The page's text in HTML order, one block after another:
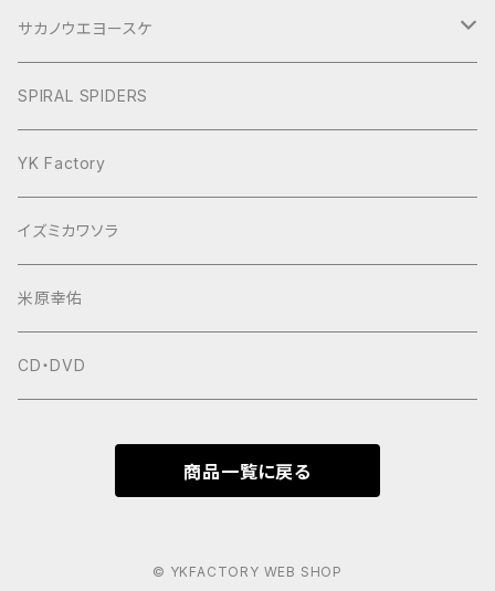
ぶらり旅2017Short
サカノウエヨースケ
ヨースケNIGHT
SPIRAL SPIDERS
YK Factory
イズミカワソラ
米原幸佑
CD・DVD
商品一覧に戻る
© YKFACTORY WEB SHOP